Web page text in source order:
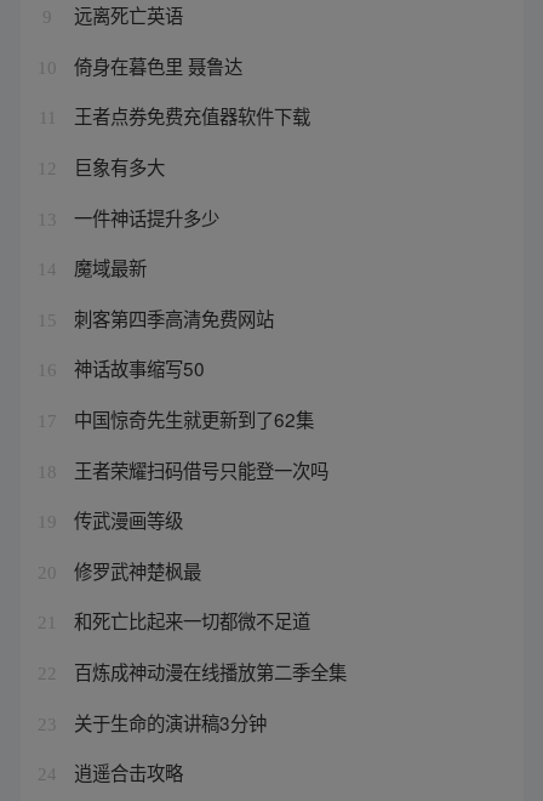
9 远离死亡英语
10 倚身在暮色里 聂鲁达
王者点券免费充值器软件下载
12 巨象有多大
13 一件神话提升多少
14 魔域最新
15 刺客第四季高清免费网站
16 神话故事缩写50
17 中国惊奇先生就更新到了62集
18 王者荣耀扫码借号只能登一次吗
19 传武漫画等级
20 修罗武神楚枫最
21 和死亡比起来一切都微不足道
22 百炼成神动漫在线播放第二季全集
23 关于生命的演讲稿3分钟
24 逍遥合击攻略